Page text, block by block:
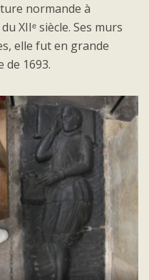
normande à
XIIᵉ siècle. Ses murs
elle fut en grande
de 1693.